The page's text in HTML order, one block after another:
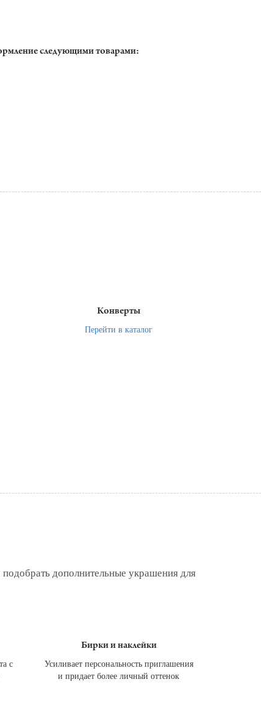
следующими товарами:
Конверты
Перейти в каталог
дополнительные украшения для
с
Бирки и наклейки
Усиливает персональность приглашения
и придает более личный оттенок